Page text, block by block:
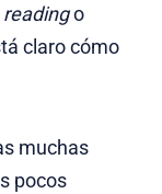
readingo
claro cómo
muchas
pocos